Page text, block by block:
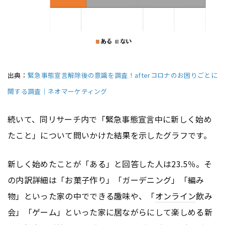
出典： 緊急事態宣言解除後の意識を調査！afterコロナのお困りごとに
関する調査｜ネオマーケティング
続いて、同リサーチ内で「緊急事態宣言中に新しく始め
たこと」について問いかけた結果を示したグラフです。
新しく始めたことが「ある」と回答した人は23.5％。そ
の内訳詳細は「お菓子作り」「ガーデニング」「編み
物」といった家の中でできる趣味や、「オンライン飲み
会」「ゲーム」といった家に居ながらにして楽しめる新